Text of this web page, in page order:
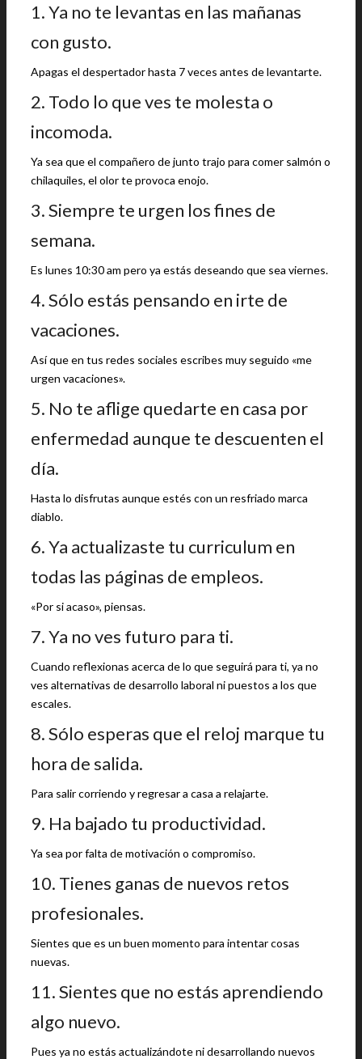
1. Ya no te levantas en las mañanas
con gusto.
Apagas el despertador hasta 7 veces antes de levantarte.
2. Todo lo que ves te molesta o
incomoda.
Ya sea que el compañero de junto trajo para comer salmón o
chilaquiles, el olor te provoca enojo.
3. Siempre te urgen los fines de
semana.
Es lunes 10:30 am pero ya estás deseando que sea viernes.
4. Sólo estás pensando en irte de
vacaciones.
Así que en tus redes sociales escribes muy seguido «me
urgen vacaciones».
5. No te aflige quedarte en casa por
enfermedad aunque te descuenten el
día.
Hasta lo disfrutas aunque estés con un resfriado marca
diablo.
6. Ya actualizaste tu curriculum en
todas las páginas de empleos.
«Por si acaso», piensas.
7. Ya no ves futuro para ti.
Cuando reflexionas acerca de lo que seguirá para ti, ya no
ves alternativas de desarrollo laboral ni puestos a los que
escales.
8. Sólo esperas que el reloj marque tu
hora de salida.
Para salir corriendo y regresar a casa a relajarte.
9. Ha bajado tu productividad.
Ya sea por falta de motivación o compromiso.
10. Tienes ganas de nuevos retos
profesionales.
Sientes que es un buen momento para intentar cosas
nuevas.
11. Sientes que no estás aprendiendo
algo nuevo.
Pues ya no estás actualizándote ni desarrollando nuevos